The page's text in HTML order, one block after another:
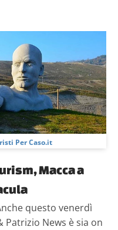
Per Caso.it
Macca a
questo venerdì
Patrizio News è sia on